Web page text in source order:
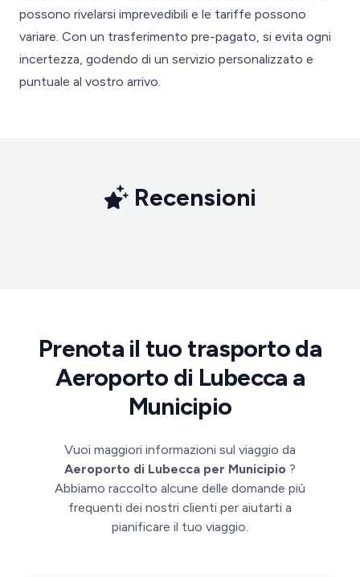
possono rivelarsi imprevedibili e le tariffe possono
variare. Con un trasferimento pre-pagato, si evita ogni
incertezza, godendo di un servizio personalizzato e
puntuale al vostro arrivo.
Recensioni
Prenota il tuo trasporto da
Aeroporto di Lubecca a
Municipio
Vuoi maggiori informazioni sul viaggio da
Aeroporto di Lubecca per Municipio ?
Abbiamo raccolto alcune delle domande più
frequenti dei nostri clienti per aiutarti a
pianificare il tuo viaggio.